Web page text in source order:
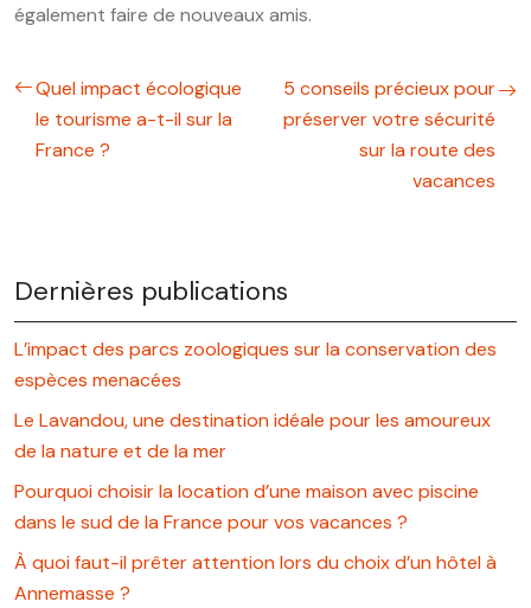
également faire de nouveaux amis.
Quel impact écologique
le tourisme a-t-il sur la
France ?
5 conseils précieux pour
préserver votre sécurité
sur la route des
vacances
Dernières publications
L’impact des parcs zoologiques sur la conservation des
espèces menacées
Le Lavandou, une destination idéale pour les amoureux
de la nature et de la mer
Pourquoi choisir la location d’une maison avec piscine
dans le sud de la France pour vos vacances ?
À quoi faut-il prêter attention lors du choix d’un hôtel à
Annemasse ?